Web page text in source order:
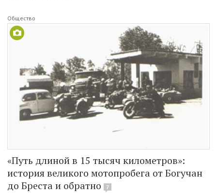
Общество
«Путь длиной в 15 тысяч километров»:
история великого мотопробега от Богучан
до Бреста и обратно
7